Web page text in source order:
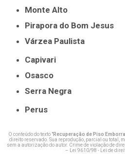
Monte Alto
Pirapora do Bom Jesus
Várzea Paulista
Capivari
Osasco
Serra Negra
Perus
O conteúdo do texto "Recuperação de Piso
direito reservado. Sua reprodução, parcial ou total,
sem a autorização do autor. Crime de violação de
–
Lei 9610/98 - Lei de